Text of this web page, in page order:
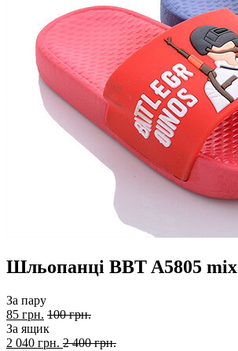
Шльопанці BBT A5805 mix
За пару
85 грн. 100 грн.
За ящик
2 040 грн. 2 400 грн.